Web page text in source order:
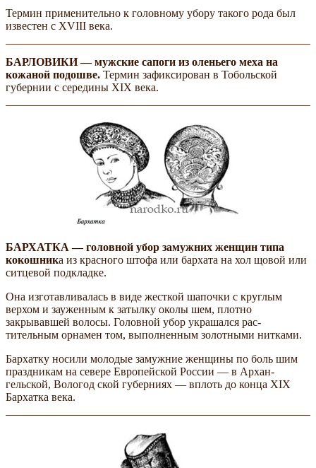
Термин применительно к головному убору такого рода был
известен с XVIII века.
БАРЛОВИКИ — мужские сапоги из оленьего меха на
кожаной подошве. Термин зафиксирован в Тобольской
губернии с середины XIX века.
БАРХАТКА — головной убор замужних женщин типа
кокошника из красного штофа или бархата на хол­ щовой или
ситцевой подкладке.
Она изготавливалась в виде жесткой шапочки с круглым
верхом и зауженным к затылку околы­ шем, плотно
закрывавшей волосы. Головной убор украшался рас­
тительным орнамен­ том, выполненным золотными нитками.
Бархатку носили молодые замужние женщины по боль­ шим
праздникам на севере Европейской России — в Архан­
гельской, Вологод­ ской губерниях — вплоть до конца XIX
Бархатка века.